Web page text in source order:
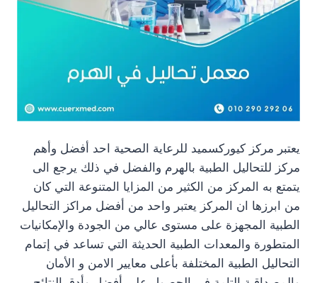
يعتبر مركز كيوركسميد للرعاية الصحية احد أفضل وأهم
مركز للتحاليل الطبية بالهرم والفضل في ذلك يرجع الى
يتمتع به المركز من الكثير من المزايا المتنوعة التي كان
من ابرزها ان المركز يعتبر واحد من أفضل مراكز التحاليل
الطبية المجهزة على مستوى عالي من الجودة والإمكانيات
المتطورة والمعدات الطبية الحديثة التي تساعد في إتمام
التحاليل الطبية المختلفة بأعلى معايير الامن و الأمان